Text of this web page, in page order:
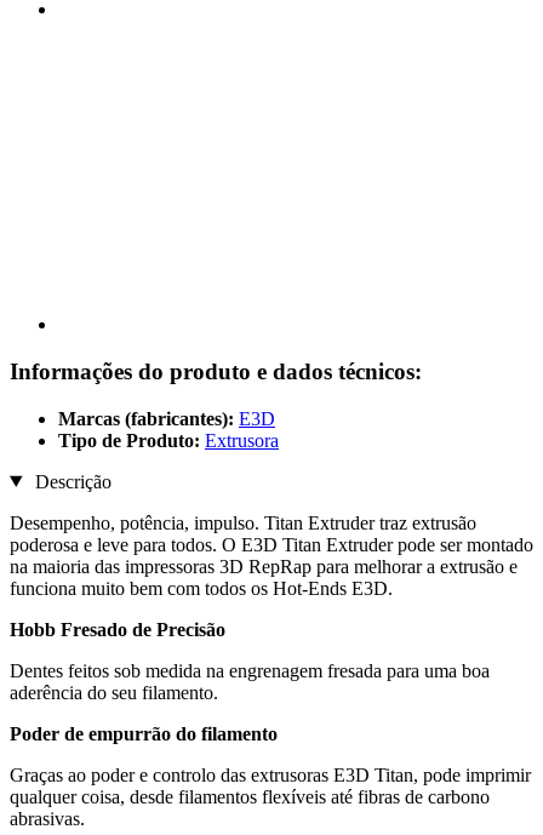
Informações do produto e dados técnicos:
Marcas (fabricantes): E3D
Tipo de Produto: Extrusora
Descrição
Desempenho, potência, impulso. Titan Extruder traz extrusão
poderosa e leve para todos. O E3D Titan Extruder pode ser montado
na maioria das impressoras 3D RepRap para melhorar a extrusão e
funciona muito bem com todos os Hot-Ends E3D.
Hobb Fresado de Precisão
Dentes feitos sob medida na engrenagem fresada para uma boa
aderência do seu filamento.
Poder de empurrão do filamento
Graças ao poder e controlo das extrusoras E3D Titan, pode imprimir
qualquer coisa, desde filamentos flexíveis até fibras de carbono
abrasivas.